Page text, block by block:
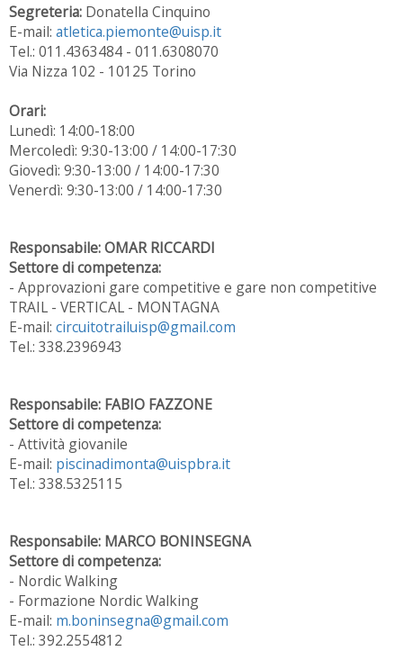
Segreteria: Donatella Cinquino
E-mail: atletica.piemonte@uisp.it
Tel.: 011.4363484 - 011.6308070
Via Nizza 102 - 10125 Torino
Orari:
Lunedì: 14:00-18:00
Mercoledì: 9:30-13:00 / 14:00-17:30
Giovedì: 9:30-13:00 / 14:00-17:30
Venerdì: 9:30-13:00 / 14:00-17:30
Responsabile: OMAR RICCARDI
Settore di competenza:
- Approvazioni gare competitive e gare non competitive
TRAIL - VERTICAL - MONTAGNA
E-mail: circuitotrailuisp@gmail.com
Tel.: 338.2396943
Responsabile: FABIO FAZZONE
Settore di competenza:
- Attività giovanile
E-mail: piscinadimonta@uispbra.it
Tel.: 338.5325115
Responsabile: MARCO BONINSEGNA
Settore di competenza:
- Nordic Walking
- Formazione Nordic Walking
E-mail: m.boninsegna@gmail.com
Tel.: 392.2554812